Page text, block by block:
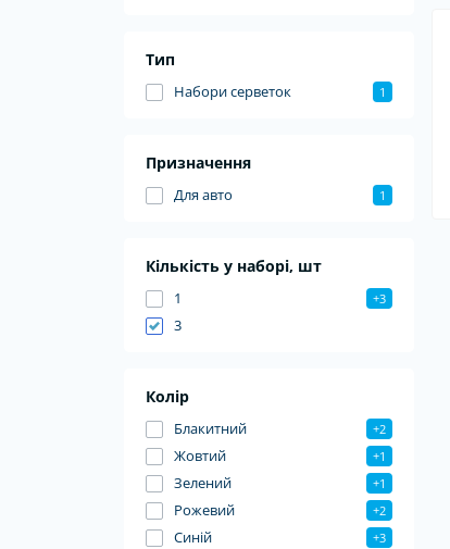
Тип
Набори серветок 1
Призначення
Для авто 1
Кількість у наборі, шт
1 +3
3
Колір
Блакитний +2
Жовтий +1
Зелений +1
Рожевий +2
Синій +3